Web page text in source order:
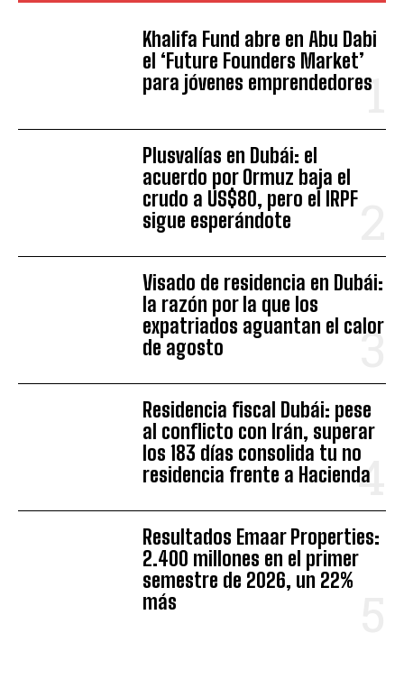
Khalifa Fund abre en Abu Dabi
el ‘Future Founders Market’
para jóvenes emprendedores
Plusvalías en Dubái: el
acuerdo por Ormuz baja el
crudo a US$80, pero el IRPF
sigue esperándote
Visado de residencia en Dubái:
la razón por la que los
expatriados aguantan el calor
de agosto
Residencia fiscal Dubái: pese
al conflicto con Irán, superar
los 183 días consolida tu no
residencia frente a Hacienda
Resultados Emaar Properties:
2.400 millones en el primer
semestre de 2026, un 22%
más